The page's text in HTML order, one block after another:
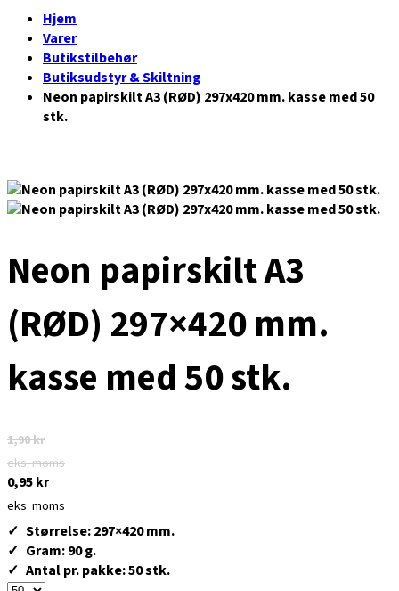
Hjem
Varer
Butikstilbehør
Butiksudstyr & Skiltning
Neon papirskilt A3 (RØD) 297x420 mm. kasse med 50
stk.
Neon papirskilt A3
(RØD) 297×420 mm.
kasse med 50 stk.
1,90kr
eks. moms
0,95kr
eks. moms
Størrelse: 297×420 mm.
Gram: 90 g.
Antal pr. pakke: 50 stk.